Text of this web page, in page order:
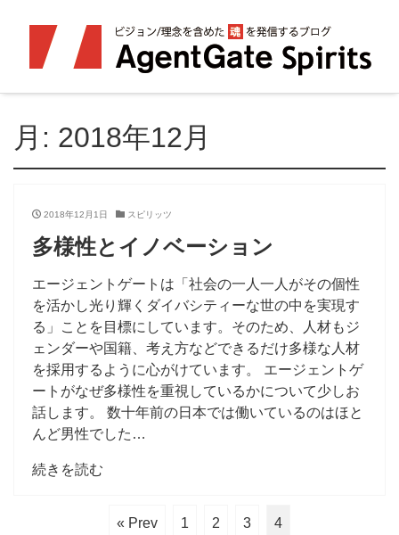
月: 2018年12月
2018年12月1日 スピリッツ
多様性とイノベーション
エージェントゲートは「社会の一人一人がその個性
を活かし光り輝くダイバシティーな世の中を実現す
る」ことを目標にしています。そのため、人材もジ
ェンダーや国籍、考え方などできるだけ多様な人材
を採用するように心がけています。 エージェントゲ
ートがなぜ多様性を重視しているかについて少しお
話します。 数十年前の日本では働いているのはほと
んど男性でした…
続きを読む
« Prev 1 2 3 4